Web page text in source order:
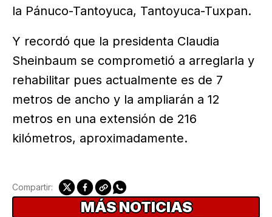
la Pánuco-Tantoyuca, Tantoyuca-Tuxpan.
Y recordó que la presidenta Claudia
Sheinbaum se comprometió a arreglarla y
rehabilitar pues actualmente es de 7
metros de ancho y la ampliarán a 12
metros en una extensión de 216
kilómetros, aproximadamente.
Compartir:
MÁS NOTICIAS